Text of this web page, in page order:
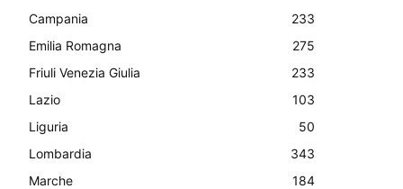
Campania
233
Emilia Romagna
275
Friuli Venezia Giulia
233
Lazio
103
Liguria
50
Lombardia
343
Marche
184